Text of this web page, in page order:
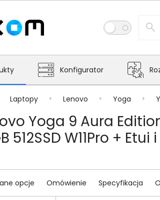
Konfigurator
Laptopy Lenovo Yoga
Yoga 9 Aura Edition
512SSD W11Pro +
opcje Omówienie Specyfikacja